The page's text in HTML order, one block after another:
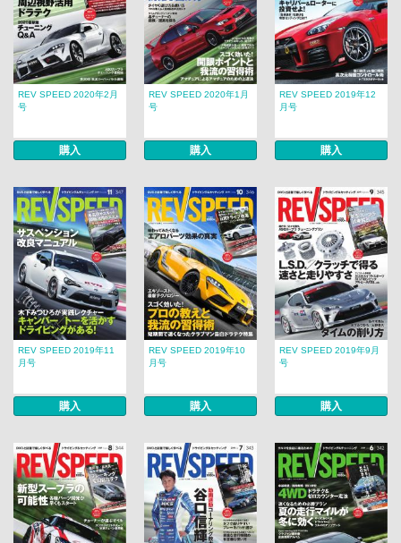
REV SPEED 2020年2月
号
購入
REV SPEED 2020年1月
号
購入
REV SPEED 2019年12
月号
購入
REV SPEED 2019年11
月号
購入
REV SPEED 2019年10
月号
購入
REV SPEED 2019年9月
号
購入